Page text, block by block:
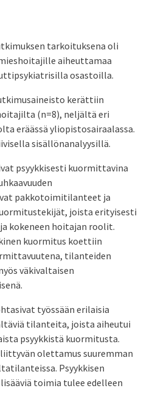
tarkoituksena oli
aiheuttamaa
osastoilla.
kerättiin
(n=8), neljältä eri
eräässä yliopistosairaalassa.
sisällönanalyysillä.
psyykkisesti kuormittavina
pakkotoimitilanteet ja
joista erityisesti
kokeneen hoitajan roolit.
kuormitus koettiin
tilanteiden
väkivaltaisen
työssään erilaisia
tilanteita, joista aiheutui
psyykkistä kuormitusta.
olettamus suuremman
Psyykkisen
toimia tulee edelleen